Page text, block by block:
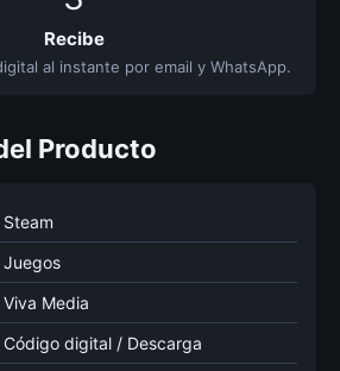
Recibe
al instante por email y WhatsApp.
Producto
Steam
Juegos
Viva Media
Código digital / Descarga